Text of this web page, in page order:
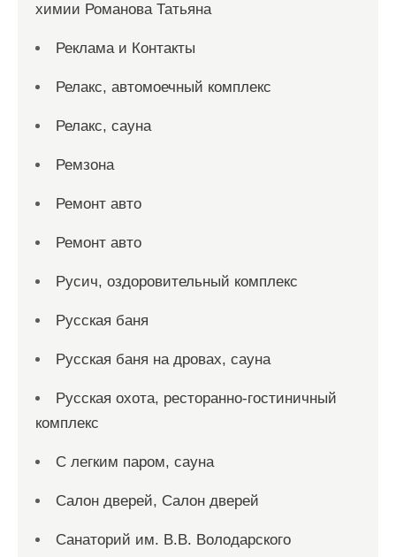
химии Романова Татьяна
Реклама и Контакты
Релакс, автомоечный комплекс
Релакс, сауна
Ремзона
Ремонт авто
Ремонт авто
Русич, оздоровительный комплекс
Русская баня
Русская баня на дровах, сауна
Русская охота, ресторанно-гостиничный
комплекс
С легким паром, сауна
Салон дверей, Салон дверей
Санаторий им. В.В. Володарского